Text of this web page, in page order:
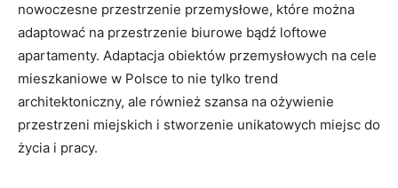
nowoczesne przestrzenie przemysłowe, które można
adaptować na przestrzenie biurowe bądź loftowe
apartamenty. Adaptacja obiektów przemysłowych na cele
mieszkaniowe w Polsce to nie tylko trend
architektoniczny, ale również szansa na ożywienie
przestrzeni miejskich i stworzenie unikatowych miejsc do
życia i pracy.